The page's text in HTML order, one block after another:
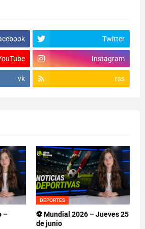
Twitter
Instagram
vk rss
–
DEPORTES
⚽ Mundial 2026 – Jueves 25
de junio